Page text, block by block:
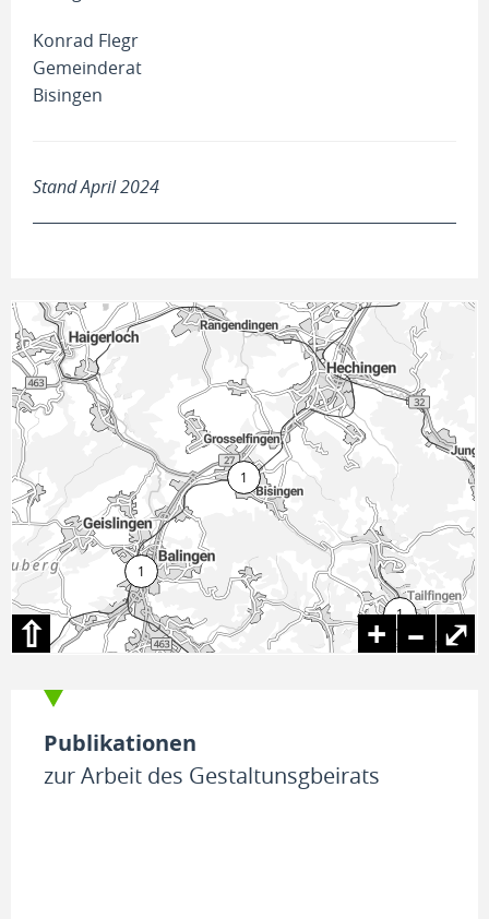
Konrad Flegr
Gemeinderat
Bisingen
Stand April 2024
+ –
⇧ ⤢
Publikationen
zur Arbeit des Gestaltunsgbeirats